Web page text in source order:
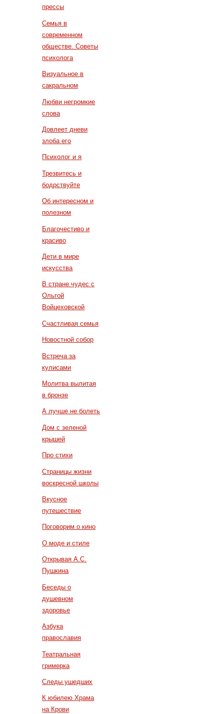
прессы
Семья в
современном
обществе. Советы
психолога
Визуальное в
сакральном
Любви негромкие
слова
Довлеет дневи
злоба его
Психолог и я
Трезвитесь и
бодрствуйте
Об интересном и
полезном
Благочестиво и
красиво
Дети в мире
искусства
В стране чудес с
Ольгой
Войцеховской
Счастливая семья
Новостной собор
Встреча за
кулисами
Молитва вылитая
в бронзе
А лучше не болеть
Дом с зеленой
крышей
Про стихи
Страницы жизни
воскресной школы
Вкусное
путешествие
Поговорим о кино
О моде и стиле
Открывая А.С.
Пушкина
Беседы о
душевном
здоровье
Азбука
православия
Театральная
гримерка
Следы ушедших
К юбилею Храма
на Крови